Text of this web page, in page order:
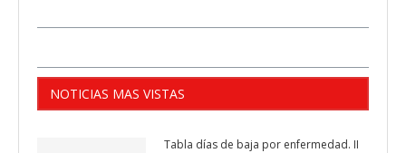
NOTICIAS MAS VISTAS
Tabla días de baja por enfermedad. II